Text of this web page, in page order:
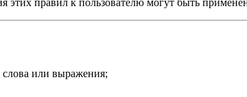
этих правил к пользователю могут быть
или выражения;